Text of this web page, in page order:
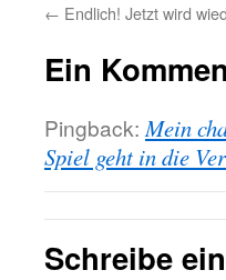
← Endlich! Jetzt wird
Ein
Pingback: Mein
Spiel geht in die
Schreibe